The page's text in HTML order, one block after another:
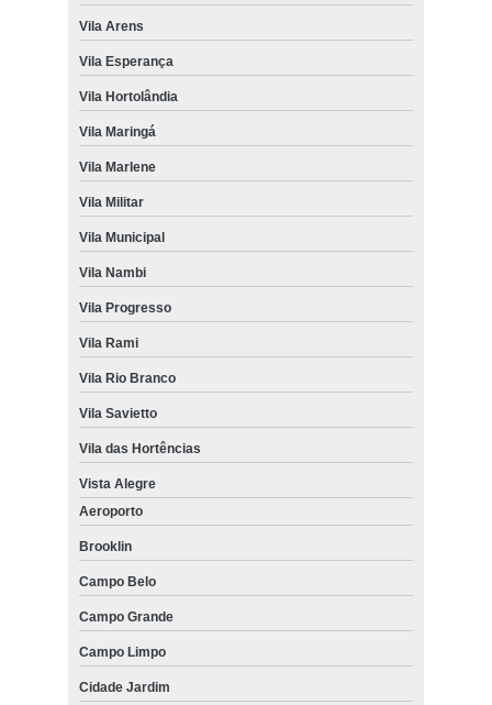
Vila Arens
Vila Esperança
Vila Hortolândia
Vila Maringá
Vila Marlene
Vila Militar
Vila Municipal
Vila Nambi
Vila Progresso
Vila Rami
Vila Rio Branco
Vila Savietto
Vila das Hortências
Vista Alegre
Aeroporto
Brooklin
Campo Belo
Campo Grande
Campo Limpo
Cidade Jardim